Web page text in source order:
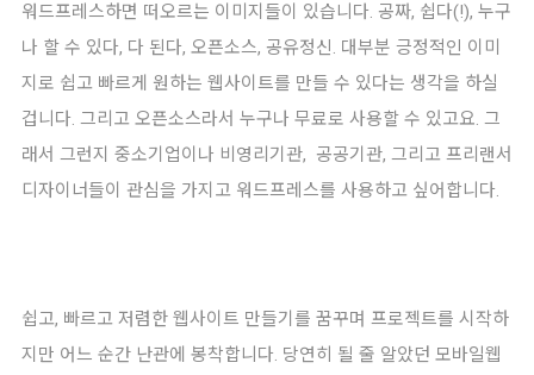
워드프레스하면 떠오르는 이미지들이 있습니다. 공짜, 쉽다(!), 누구
나 할 수 있다, 다 된다, 오픈소스, 공유정신. 대부분 긍정적인 이미
지로 쉽고 빠르게 원하는 웹사이트를 만들 수 있다는 생각을 하실
겁니다. 그리고 오픈소스라서 누구나 무료로 사용할 수 있고요. 그
래서 그런지 중소기업이나 비영리기관, 공공기관, 그리고 프리랜서
디자이너들이 관심을 가지고 워드프레스를 사용하고 싶어합니다.
쉽고, 빠르고 저렴한 웹사이트 만들기를 꿈꾸며 프로젝트를 시작하
지만 어느 순간 난관에 봉착합니다. 당연히 될 줄 알았던 모바일웹